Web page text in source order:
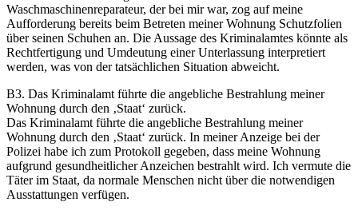
Waschmaschinenreparateur, der bei mir war, zog auf meine
Aufforderung bereits beim Betreten meiner Wohnung Schutzfolien
über seinen Schuhen an. Die Aussage des Kriminalamtes könnte als
Rechtfertigung und Umdeutung einer Unterlassung interpretiert
werden, was von der tatsächlichen Situation abweicht.
B3. Das Kriminalamt führte die angebliche Bestrahlung meiner
Wohnung durch den ‚Staat‘ zurück.
Das Kriminalamt führte die angebliche Bestrahlung meiner
Wohnung durch den ‚Staat‘ zurück. In meiner Anzeige bei der
Polizei habe ich zum Protokoll gegeben, dass meine Wohnung
aufgrund gesundheitlicher Anzeichen bestrahlt wird. Ich vermute die
Täter im Staat, da normale Menschen nicht über die notwendigen
Ausstattungen verfügen.